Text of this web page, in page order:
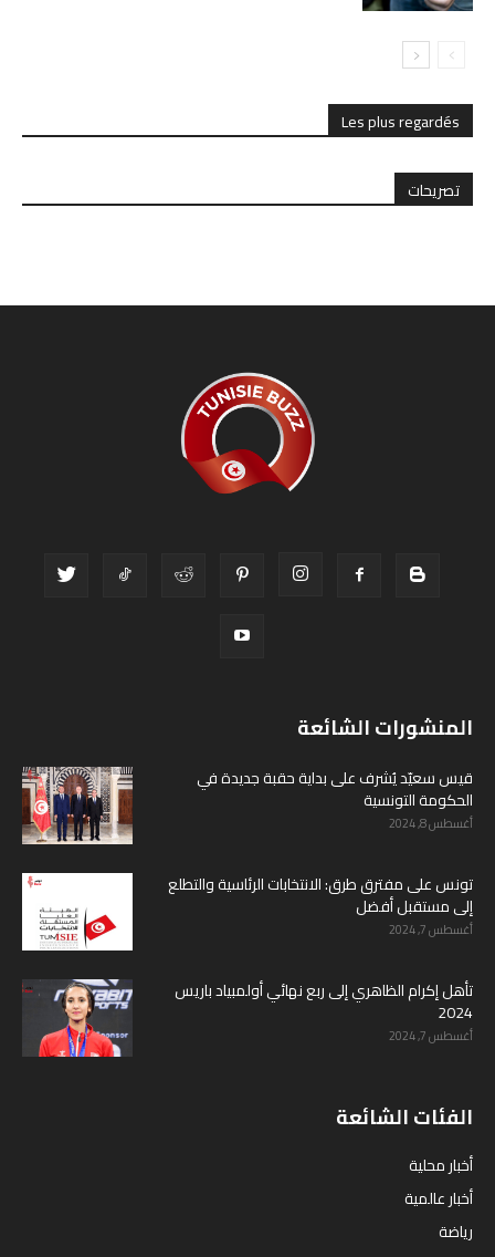
Les plus regardés
تصريحات
المنشورات الشائعة
قيس سعيّد يُشرف على بداية حقبة جديدة في
الحكومة التونسية
أغسطس 8, 2024
تونس على مفترق طرق: الانتخابات الرئاسية والتطلع
إلى مستقبل أفضل
أغسطس 7, 2024
تأهل إكرام الظاهري إلى ربع نهائي أولمبياد باريس
2024
أغسطس 7, 2024
الفئات الشائعة
أخبار محلية
أخبار عالمية
رياضة